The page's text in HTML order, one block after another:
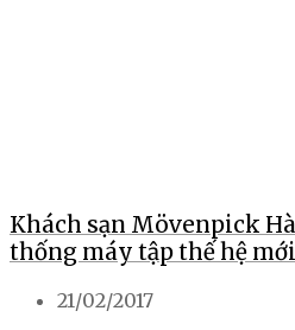
Khách sạn Mövenpick
thống máy tập thế hệ mới
21/02/2017